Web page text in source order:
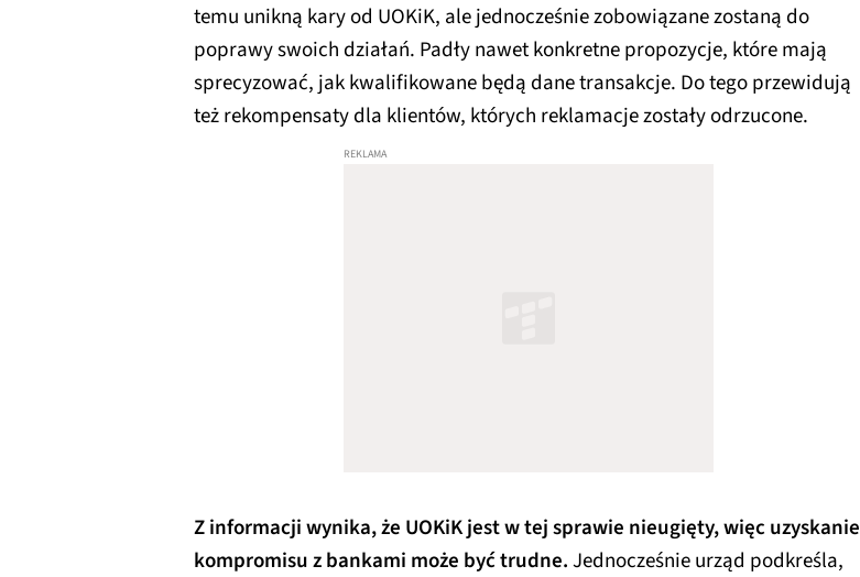
temu unikną kary od UOKiK, ale jednocześnie zobowiązane zostaną do
poprawy swoich działań. Padły nawet konkretne propozycje, które mają
sprecyzować, jak kwalifikowane będą dane transakcje. Do tego przewidują
też rekompensaty dla klientów, których reklamacje zostały odrzucone.
Z informacji wynika, że UOKiK jest w tej sprawie nieugięty, więc uzyskanie
kompromisu z bankami może być trudne.Jednocześnie urząd podkreśla,